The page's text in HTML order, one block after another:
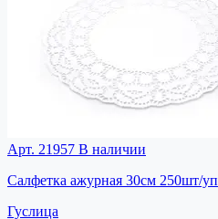
Арт. 21957 В наличии
Салфетка ажурная 30см 250шт/уп
Гуслица